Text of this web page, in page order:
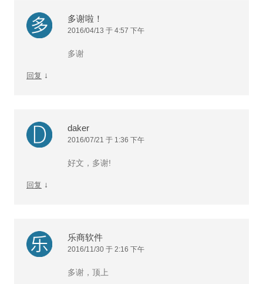
多谢啦！
2016/04/13 于 4:57 下午
多谢
回复 ↓
daker
2016/07/21 于 1:36 下午
好文，多谢!
回复 ↓
乐商软件
2016/11/30 于 2:16 下午
多谢，顶上